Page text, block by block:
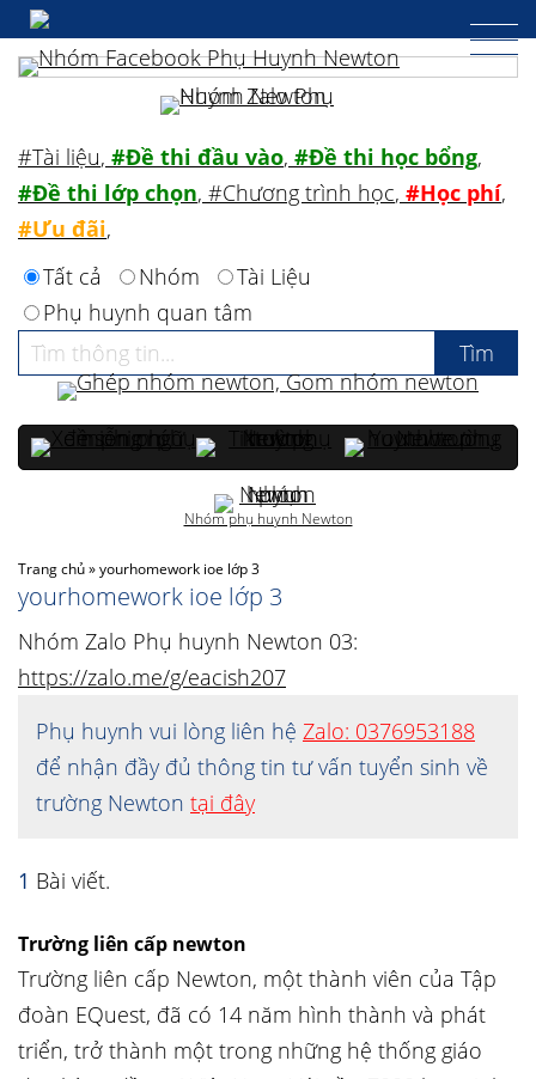
Trang chủ»yourhomework ioe lớp 3
yourhomework ioe lớp 3
Nhóm Zalo Phụ huynh Newton 03:
https://zalo.me/g/eacish207
Phụ huynh vui lòng liên hệ Zalo: 0376953188
để nhận đầy đủ thông tin tư vấn tuyển sinh về
trường Newton tại đây
1 Bài viết.
Trường liên cấp newton
Trường liên cấp Newton, một thành viên của Tập
đoàn EQuest, đã có 14 năm hình thành và phát
triển, trở thành một trong những hệ thống giáo
#Tài liệu, #Đề thi đầu vào, #Đề thi học bổng,
#Đề thi lớp chọn, #Chương trình học, #Học phí,
#Ưu đãi,
Tất cả
Nhóm
Tài Liệu
Phụ huynh quan tâm
Nhóm phụ huynh Newton